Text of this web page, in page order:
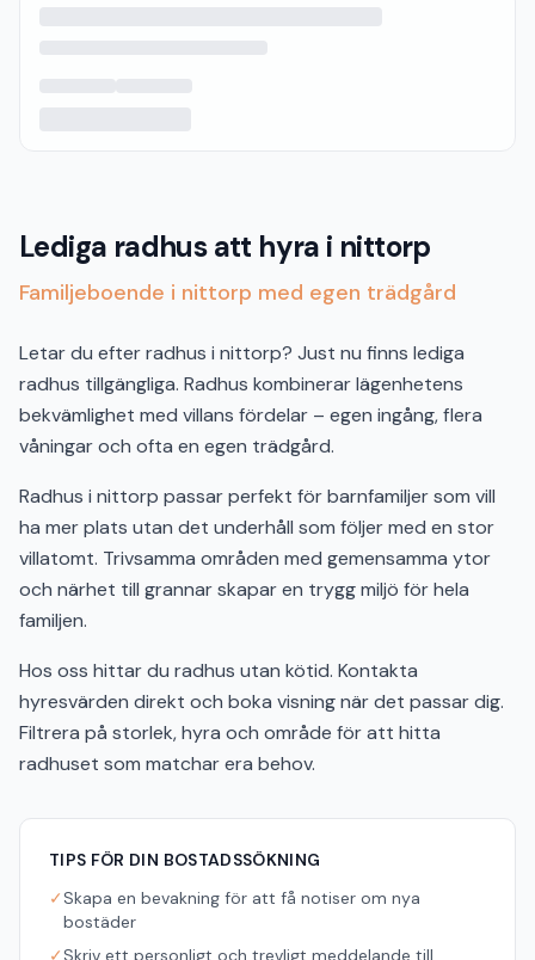
Lediga radhus att hyra i nittorp
Familjeboende i nittorp med egen trädgård
Letar du efter radhus i nittorp? Just nu finns lediga
radhus tillgängliga. Radhus kombinerar lägenhetens
bekvämlighet med villans fördelar – egen ingång, flera
våningar och ofta en egen trädgård.
Radhus i nittorp passar perfekt för barnfamiljer som vill
ha mer plats utan det underhåll som följer med en stor
villatomt. Trivsamma områden med gemensamma ytor
och närhet till grannar skapar en trygg miljö för hela
familjen.
Hos oss hittar du radhus utan kötid. Kontakta
hyresvärden direkt och boka visning när det passar dig.
Filtrera på storlek, hyra och område för att hitta
radhuset som matchar era behov.
TIPS FÖR DIN BOSTADSSÖKNING
✓Skapa en bevakning för att få notiser om nya
bostäder
✓Skriv ett personligt och trevligt meddelande till